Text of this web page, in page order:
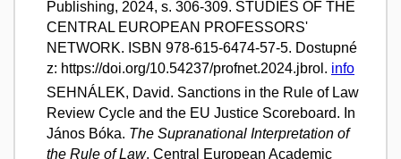
Publishing, 2024, s. 306-309. STUDIES OF THE
CENTRAL EUROPEAN PROFESSORS'
NETWORK. ISBN 978-615-6474-57-5. Dostupné
z: https://doi.org/10.54237/profnet.2024.jbrol. info
SEHNÁLEK, David. Sanctions in the Rule of Law
Review Cycle and the EU Justice Scoreboard. In
János Bóka. The Supranational Interpretation of
the Rule of Law. Central European Academic